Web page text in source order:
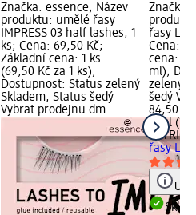
Značka: essence; Název
produktu: umělé řasy
IMPRESS 03 half lashes, 1
ks; Cena: 69,50 Kč;
Základní cena: 1 ks
(69,50 Kč za 1 ks);
Dostupnost: Status zelený
Skladem, Status šedý
Vybrat prodejnu dm
Značka:
řasy
Cena:
cena: 5
ml);
zelený
šedý
84,50 Kč
5 ml
CATRICE
řasy